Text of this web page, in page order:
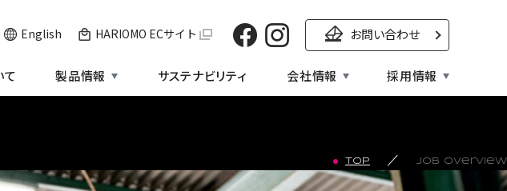
て 製品情報 サステナビリティ 会社情報 採用情報
English HARIOMO ECサイト SNS：Facebook
SNS：Instagramお問い合わせ
TOP ／ Job Overview